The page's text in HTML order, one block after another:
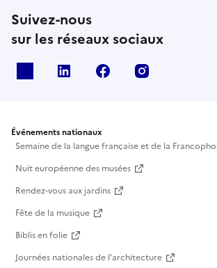
Suivez-nous
sur les réseaux sociaux
Linkedin Facebook
Événements nationaux
Semaine de la langue française et de la
Nuit européenne des musées
Rendez-vous aux jardins
Fête de la musique
Biblis en folie
Journées nationales de l'architecture